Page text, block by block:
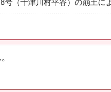
号（十津川村平谷）の崩土に